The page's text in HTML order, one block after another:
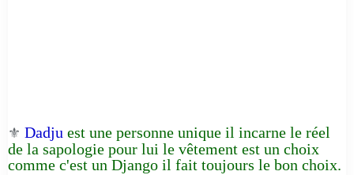
⚜️ Dadju est une personne unique il incarne le réel
de la sapologie pour lui le vêtement est un choix
comme c'est un Django il fait toujours le bon choix.